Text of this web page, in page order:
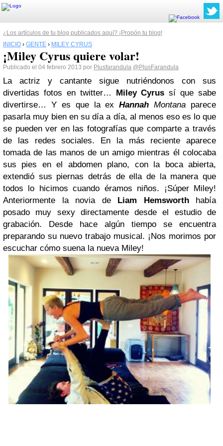
¿Los artículos de tu blog publicados aquí? ¡Propón tu blog!
INICIO › GENTE › MILEY CYRUS
¡Miley Cyrus quiere volar!
Publicado el 04 febrero 2013 por Plusfarandula @PlusFarandula
La actriz y cantante sigue nutriéndonos con sus
divertidas fotos en twitter…
Miley Cyrus sí que sabe
divertirse…
Y es que la exHannah Montana parece
pasarla muy bien en su día a día, al menos eso es lo que
se pueden ver en las fotografías que comparte a través
de las redes sociales.
En la más reciente aparece
tomada de las manos de un amigo mientras él colocaba
sus pies en el abdomen plano, con la boca abierta,
extendió sus piernas detrás de ella de la manera que
todos lo hicimos cuando éramos niños.
¡Súper Miley!
Anteriormente la novia de Liam Hemsworthhabía
posado muy sexy directamente desde el estudio de
grabación. Desde hace algún tiempo se encuentra
preparando su nuevo trabajo musical. ¡Nos morimos por
escuchar cómo suena la nueva Miley!